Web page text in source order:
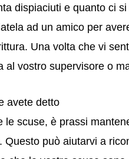
dispiaciuti e quanto ci
ad un amico per
Una volta che vi
al vostro supervisore o
avete detto
le scuse, è prassi
Questo può aiutarvi a